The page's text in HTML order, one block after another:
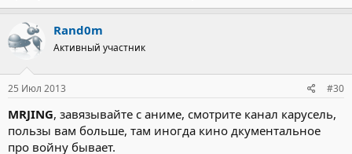
Rand0m
Активный участник
25 Июл 2013 #30
MRJING, завязывайте с аниме, смотрите канал карусель,
пользы вам больше, там иногда кино дкументальное
про войну бывает.